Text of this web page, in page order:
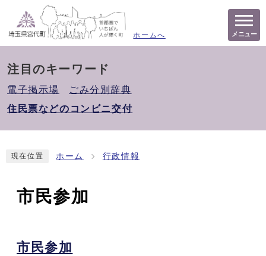
ホームへ メニュー
注目のキーワード
電子掲示場
ごみ分別辞典
住民票などのコンビニ交付
現在位置 ホーム 行政情報
市民参加
市民参加